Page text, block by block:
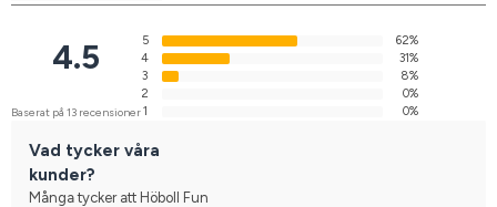
4.5
Baserat på 13 recensioner
5
62%
4
31%
3
8%
2
0%
1
0%
Vad tycker våra
kunder?
Många tycker att Höboll Fun